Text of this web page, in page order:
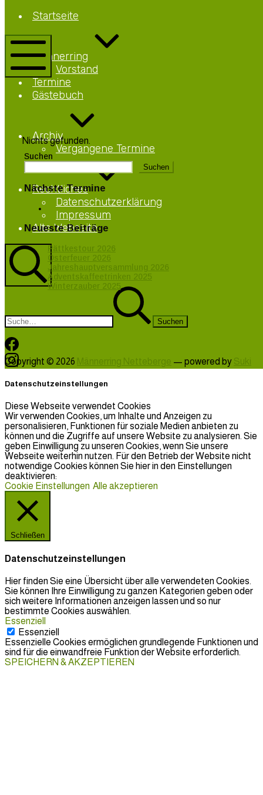
Startseite
Männerring
Vorstand
Termine
Gästebuch
Archiv
Vergangene Termine
Rechtliches
Datenschutzerklärung
Impressum
Alte Webseite
Suche
Facebook
Instagram
Männerring
Netteberge
Mobile
Menü
Nichts gefunden.
Suchen
Suchen
Nächste Termine
Neueste Beiträge
Pättkestour 2026
Osterfeuer 2026
Jahreshauptversammlung 2026
Adventskaffeetrinken 2025
Winterzauber 2025
Copyright © 2026 Männerring Netteberge — powered by Suki
Datenschutzeinstellungen
Diese Webseite verwendet Cookies
Wir verwenden Cookies, um Inhalte und Anzeigen zu
personalisieren, Funktionen für soziale Medien anbieten zu
können und die Zugriffe auf unsere Website zu analysieren. Sie
geben Einwilligung zu unseren Cookies, wenn Sie unsere
Webseite weiterhin nutzen. Für den Betrieb der Website nicht
notwendige Cookies können Sie hier in den Einstellungen
deaktivieren:
Cookie Einstellungen Alle akzeptieren
Schließen
Datenschutzeinstellungen
Hier finden Sie eine Übersicht über alle verwendeten Cookies.
Sie können Ihre Einwilligung zu ganzen Kategorien geben oder
sich weitere Informationen anzeigen lassen und so nur
bestimmte Cookies auswählen.
Essenziell
Essenziell
Essenzielle Cookies ermöglichen grundlegende Funktionen und
sind für die einwandfreie Funktion der Website erforderlich.
SPEICHERN & AKZEPTIEREN